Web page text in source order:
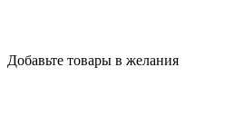
Добавьте товары в желания